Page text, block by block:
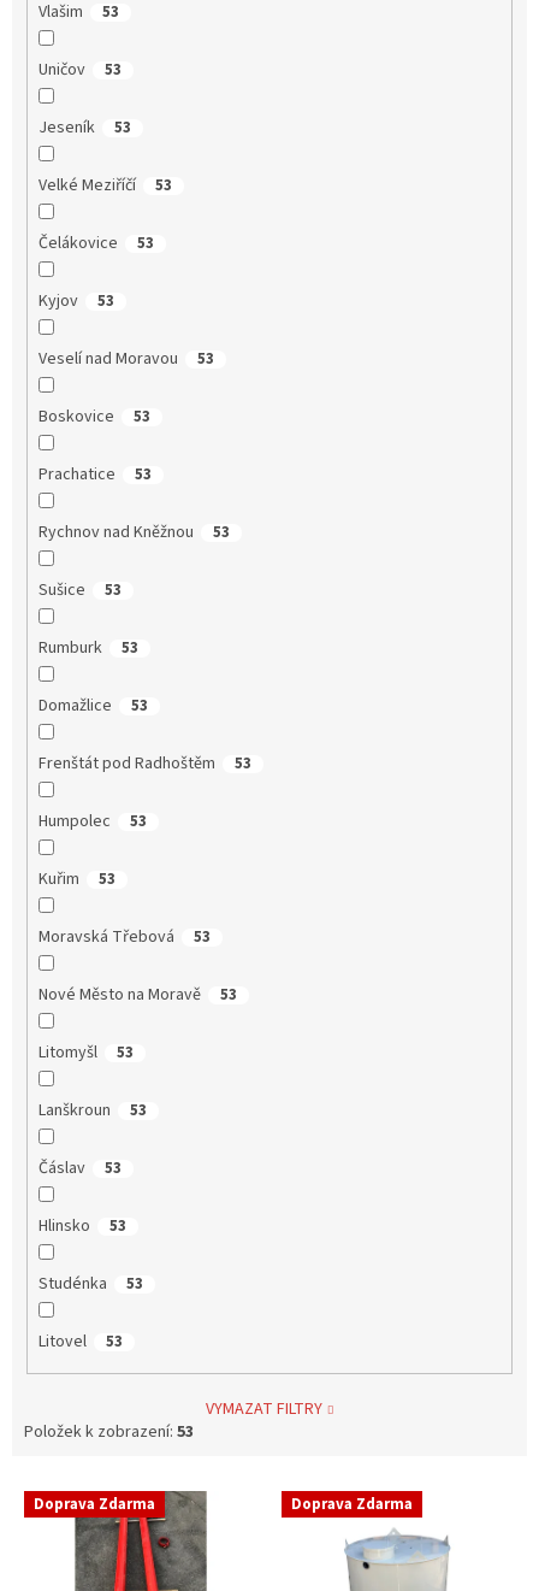
Vlašim 53
Uničov 53
Jeseník 53
Velké Meziříčí 53
Čelákovice 53
Kyjov 53
Veselí nad Moravou 53
Boskovice 53
Prachatice 53
Rychnov nad Kněžnou 53
Sušice 53
Rumburk 53
Domažlice 53
Frenštát pod Radhoštěm 53
Humpolec 53
Kuřim 53
Moravská Třebová 53
Nové Město na Moravě 53
Litomyšl 53
Lanškroun 53
Čáslav 53
Hlinsko 53
Studénka 53
Litovel 53
VYMAZAT FILTRY
Položek k zobrazení: 53
V Doprava Zdarma Doprava Zdarma